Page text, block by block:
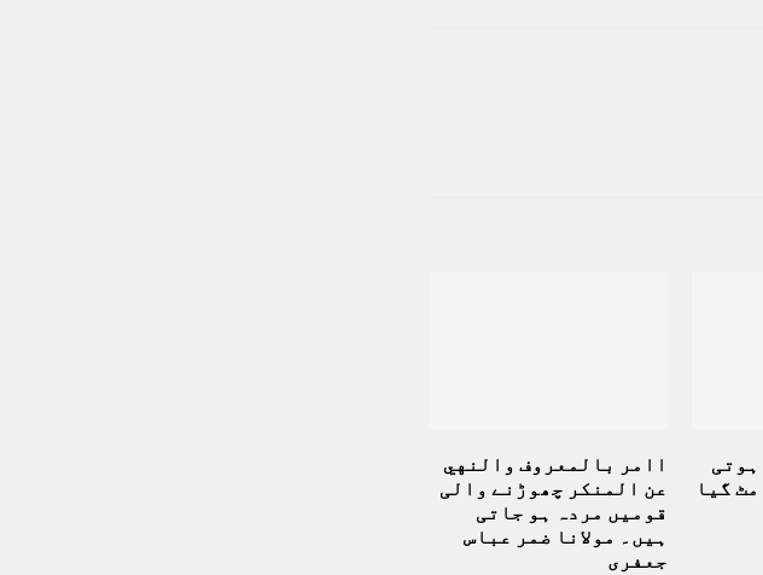
اامر بالمعروف والنهي
عن المنكر چھوڑنے والی
قومیں مردہ ہو جاتی
ہیں۔ مولانا ضمر عباس
جعفری
ہوتی
گیا